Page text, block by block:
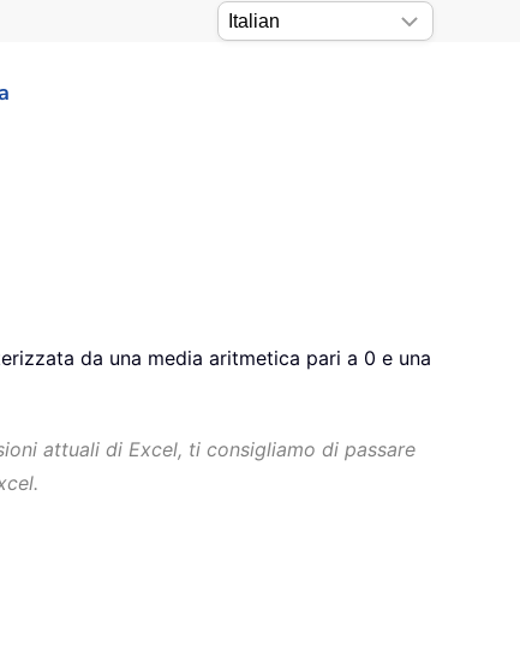
da una media aritmetica pari a 0 e una
attuali di Excel, ti consigliamo di passare